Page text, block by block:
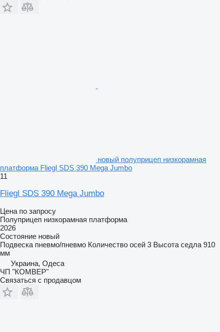
новый полуприцеп низкорамная
платформа Fliegl SDS 390 Mega Jumbo
11
Fliegl SDS 390 Mega Jumbo
Цена по запросу
Полуприцеп низкорамная платформа
2026
Состояние новый
Подвеска пневмо/пневмо Количество осей 3 Высота седла 910
мм
Украина, Одеса
ЧП "КОМВЕР"
Связаться с продавцом